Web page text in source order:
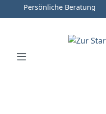
Zum Hauptinhalt springen
Zur Hauptnavigation
Persönliche Beratung